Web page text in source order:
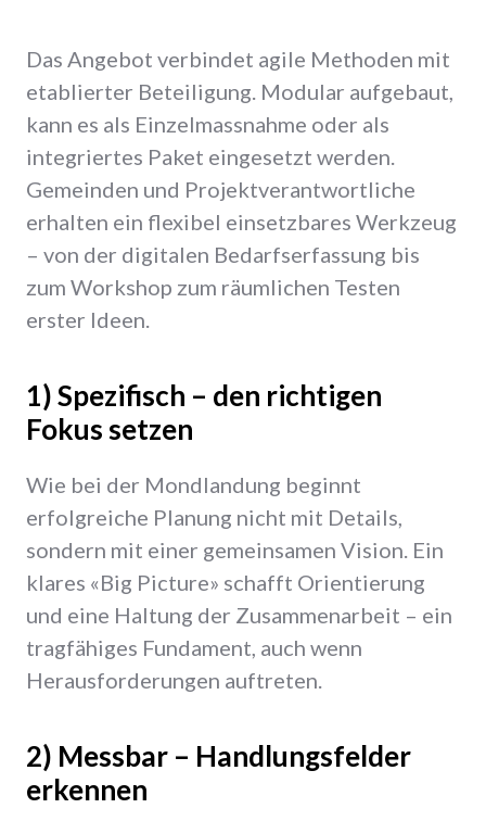
Das Angebot verbindet agile Methoden mit
etablierter Beteiligung. Modular aufgebaut,
kann es als Einzelmassnahme oder als
integriertes Paket eingesetzt werden.
Gemeinden und Projektverantwortliche
erhalten ein flexibel einsetzbares Werkzeug
– von der digitalen Bedarfserfassung bis
zum Workshop zum räumlichen Testen
erster Ideen.
1) Spezifisch – den richtigen
Fokus setzen
Wie bei der Mondlandung beginnt
erfolgreiche Planung nicht mit Details,
sondern mit einer gemeinsamen Vision. Ein
klares «Big Picture» schafft Orientierung
und eine Haltung der Zusammenarbeit – ein
tragfähiges Fundament, auch wenn
Herausforderungen auftreten.
2) Messbar – Handlungsfelder
erkennen